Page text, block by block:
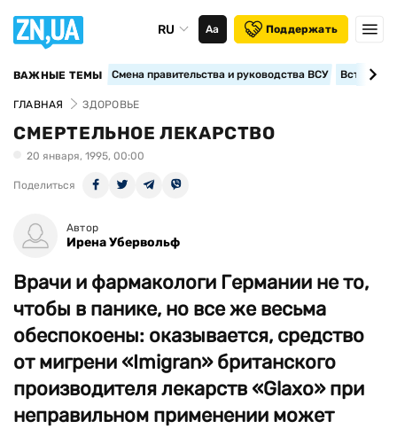
RU Аа Поддержать
ВАЖНЫЕ ТЕМЫ Смена правительства и руководства ВСУ
ГЛАВНАЯ ЗДОРОВЬЕ
СМЕРТЕЛЬНОЕ ЛЕКАРСТВО
20 января, 1995, 00:00
Поделиться
Автор
Ирена Убервольф
Врачи и фармакологи Германии не то,
чтобы в панике, но все же весьма
обеспокоены: оказывается, средство
от мигрени «Imigran» британского
производителя лекарств «Glaxo» при
неправильном применении может